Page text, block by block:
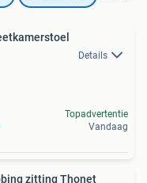
Details
Topadvertentie
Vandaag
zitting Thonet